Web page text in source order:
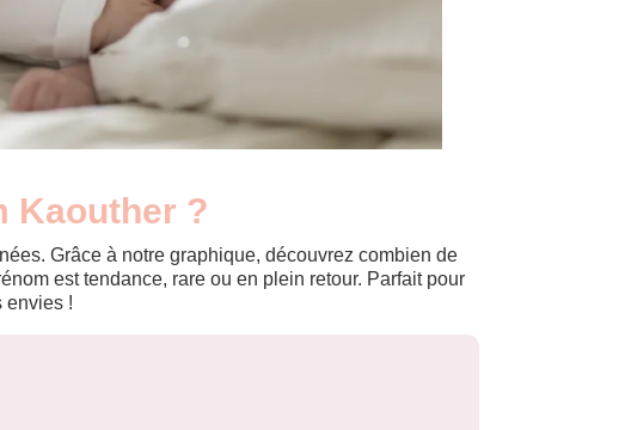
Kaouther ?
Grâce à notre graphique, découvrez combien de
est tendance, rare ou en plein retour. Parfait pour
envies !